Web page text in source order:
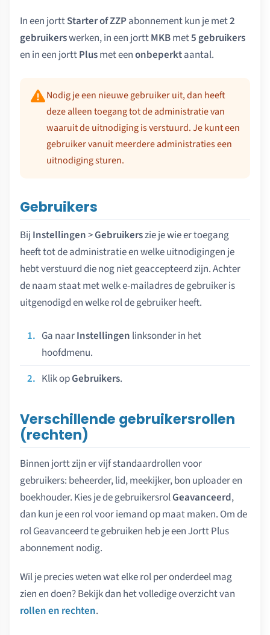
In een jorttStarter of ZZPabonnement kun je met2
gebruikerswerken, in een jorttMKBmet5 gebruikers
en in een jorttPlusmet eenonbeperktaantal.
Nodig je een nieuwe gebruiker uit, dan heeft
deze alleen toegang tot de administratie van
waaruit de uitnodiging is verstuurd. Je kunt een
gebruiker vanuit meerdere administraties een
uitnodiging sturen.
Gebruikers
Bij Instellingen>Gebruikerszie je wie er toegang
heeft tot de administratie en welke uitnodigingen je
hebt verstuurd die nog niet geaccepteerd zijn. Achter
de naam staat met welk e-mailadres de gebruiker is
uitgenodigd en welke rol de gebruiker heeft.
Ga naarInstellingen linksonder in het
hoofdmenu.
Klik opGebruikers.
Verschillende gebruikersrollen
(rechten)
Binnen jortt zijn er vijf standaardrollen voor
gebruikers: beheerder, lid, meekijker, bon uploader en
boekhouder. Kies je de gebruikersrolGeavanceerd,
dan kun je een rol voor iemand op maat maken. Om de
rol Geavanceerd te gebruiken heb je een Jortt Plus
abonnement nodig.
Wil je precies weten wat elke rol per onderdeel mag
zien en doen? Bekijk dan het volledige overzicht van
rollen en rechten.